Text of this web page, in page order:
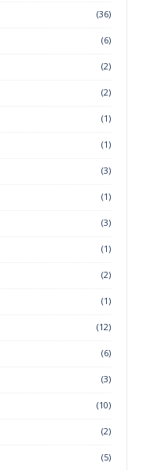
(36)
(6)
(2)
(2)
(1)
(1)
(3)
(1)
(3)
(1)
(2)
(1)
(12)
(6)
(3)
(10)
(2)
(5)